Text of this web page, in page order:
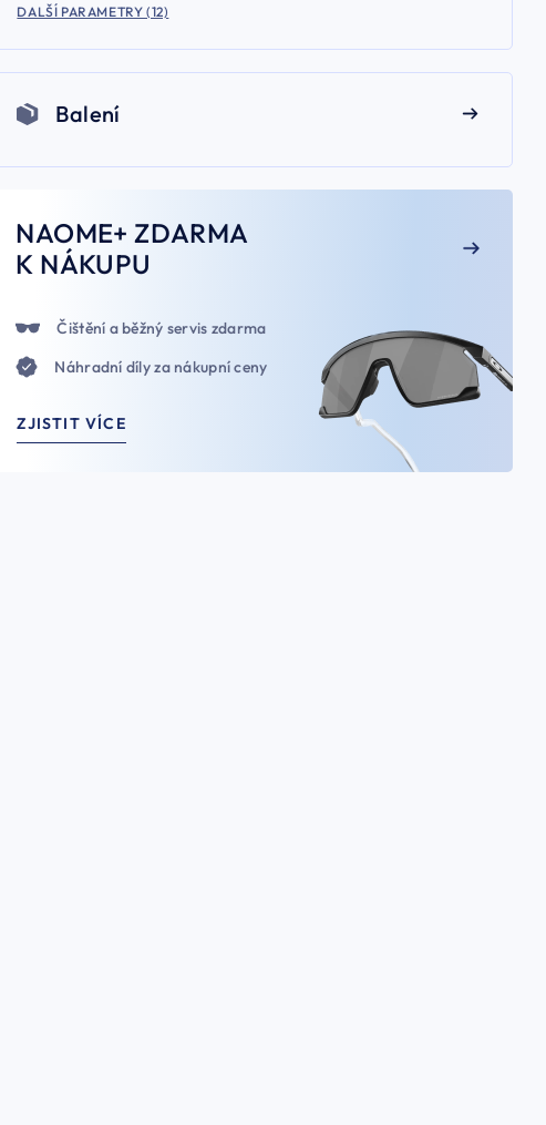
DALŠÍ PARAMETRY (12)
Balení
NAOME+ ZDARMA
K NÁKUPU
Čištění a běžný servis zdarma
Náhradní díly za nákupní ceny
ZJISTIT VÍCE